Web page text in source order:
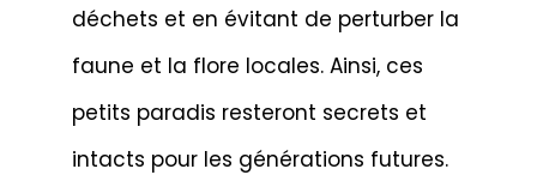
déchets et en évitant de perturber la
faune et la flore locales. Ainsi, ces
petits paradis resteront secrets et
intacts pour les générations futures.